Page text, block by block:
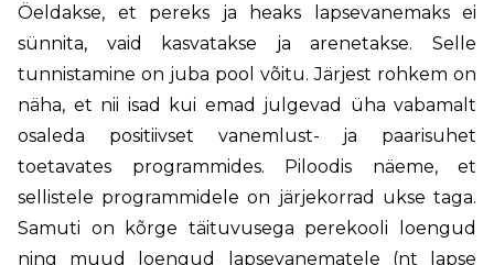
Öeldakse, et pereks ja heaks lapsevanemaks ei
sünnita, vaid kasvatakse ja arenetakse. Selle
tunnistamine on juba pool võitu. Järjest rohkem on
näha, et nii isad kui emad julgevad üha vabamalt
osaleda positiivset vanemlust- ja paarisuhet
toetavates programmides. Piloodis näeme, et
sellistele programmidele on järjekorrad ukse taga.
Samuti on kõrge täituvusega perekooli loengud
ning muud loengud lapsevanematele (nt lapse